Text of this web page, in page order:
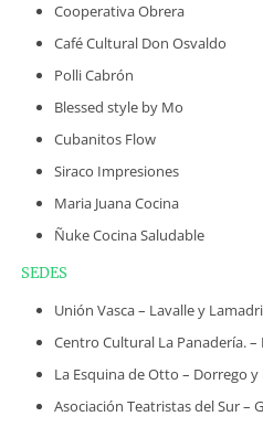
Cooperativa Obrera
Café Cultural Don Osvaldo
Polli Cabrón
Blessed style by Mo
Cubanitos Flow
Siraco Impresiones
Maria Juana Cocina
Ñuke Cocina Saludable
SEDES
Unión Vasca – Lavalle y
Centro Cultural La Panadería.
La Esquina de Otto – Dorrego y
Asociación Teatristas del Sur –